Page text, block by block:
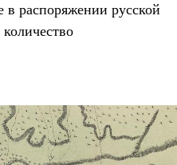
распоряжении русской